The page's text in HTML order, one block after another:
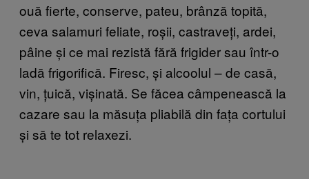
ouă fierte, conserve, pateu, brânză topită,
ceva salamuri feliate, roșii, castraveți, ardei,
pâine și ce mai rezistă fără frigider sau într-o
ladă frigorifică. Firesc, și alcoolul – de casă,
vin, țuică, vișinată. Se făcea câmpenească la
cazare sau la măsuța pliabilă din fața cortului
și să te tot relaxezi.